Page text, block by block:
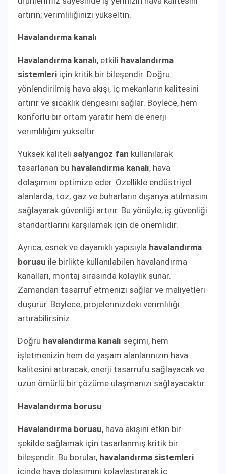
artırın; verimliliğinizi yükseltin.
Havalandırma kanalı
Havalandırma kanalı, etkili havalandırma
sistemleri için kritik bir bileşendir. Doğru
yönlendirilmiş hava akışı, iç mekanların kalitesini
artırır ve sıcaklık dengesini sağlar. Böylece, hem
konforlu bir ortam yaratır hem de enerji
verimliliğini yükseltir.
Yüksek kaliteli salyangoz fan kullanılarak
tasarlanan bu havalandırma kanalı, hava
dolaşımını optimize eder. Özellikle endüstriyel
alanlarda, toz, gaz ve buharların dışarıya atılmasını
sağlayarak güvenliği artırır. Bu yönüyle, iş güvenliği
standartlarını karşılamak için de önemlidir.
Ayrıca, esnek ve dayanıklı yapısıyla havalandırma
borusu ile birlikte kullanılabilen havalandırma
kanalları, montaj sırasında kolaylık sunar.
Zamandan tasarruf etmenizi sağlar ve maliyetleri
düşürür. Böylece, projelerinizdeki verimliliği
artırabilirsiniz.
Doğru havalandırma kanalı seçimi, hem
işletmenizin hem de yaşam alanlarınızın hava
kalitesini artıracak, enerji tasarrufu sağlayacak ve
uzun ömürlü bir çözüme ulaşmanızı sağlayacaktır.
Havalandırma borusu
Havalandırma borusu, hava akışını etkin bir
şekilde sağlamak için tasarlanmış kritik bir
bileşendir. Bu borular, havalandırma sistemleri
içinde hava dolaşımını kolaylaştırarak iç